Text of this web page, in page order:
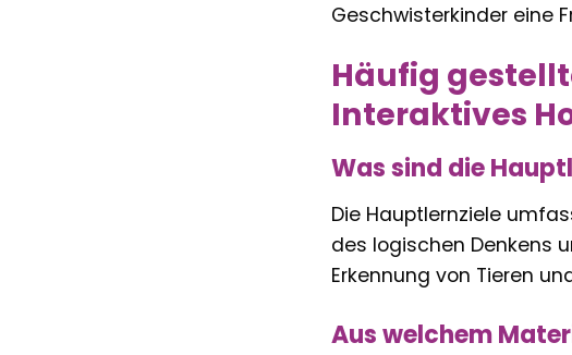
Geschwisterkinder eine
Häufig
Interaktives
Was sind die
Die Hauptlernziele
des logischen Denkens
Erkennung von Tieren
Aus welchem